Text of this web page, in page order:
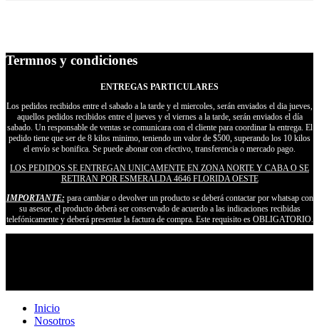
Termnos y condiciones
ENTREGAS PARTICULARES
Los pedidos recibidos entre el sabado a la tarde y el miercoles, serán enviados el dia jueves,
aquellos pedidos recibidos entre el jueves y el viernes a la tarde, serán enviados el día
sabado. Un responsable de ventas se comunicara con el cliente para coordinar la entrega. El
pedido tiene que ser de 8 kilos minimo, teniendo un valor de $500, superando los 10 kilos
el envío se bonifica. Se puede abonar con efectivo, transferencia o mercado pago.
LOS PEDIDOS SE ENTREGAN UNICAMENTE EN ZONA NORTE Y CABA O SE
RETIRAN POR ESMERALDA 4646 FLORIDA OESTE
IMPORTANTE: para cambiar o devolver un producto se deberá contactar por whatsap con
su asesor, el producto deberá ser conservado de acuerdo a las indicaciones recibidas
telefónicamente y deberá presentar la factura de compra. Este requisito es OBLIGATORIO.
Inicio
Nosotros